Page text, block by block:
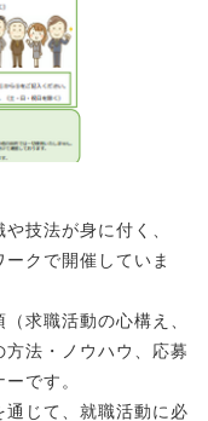
技法が身に付く、
ークで開催していま
求職活動の心構え、
法・ノウハウ、応募
です。
じて、就職活動に必